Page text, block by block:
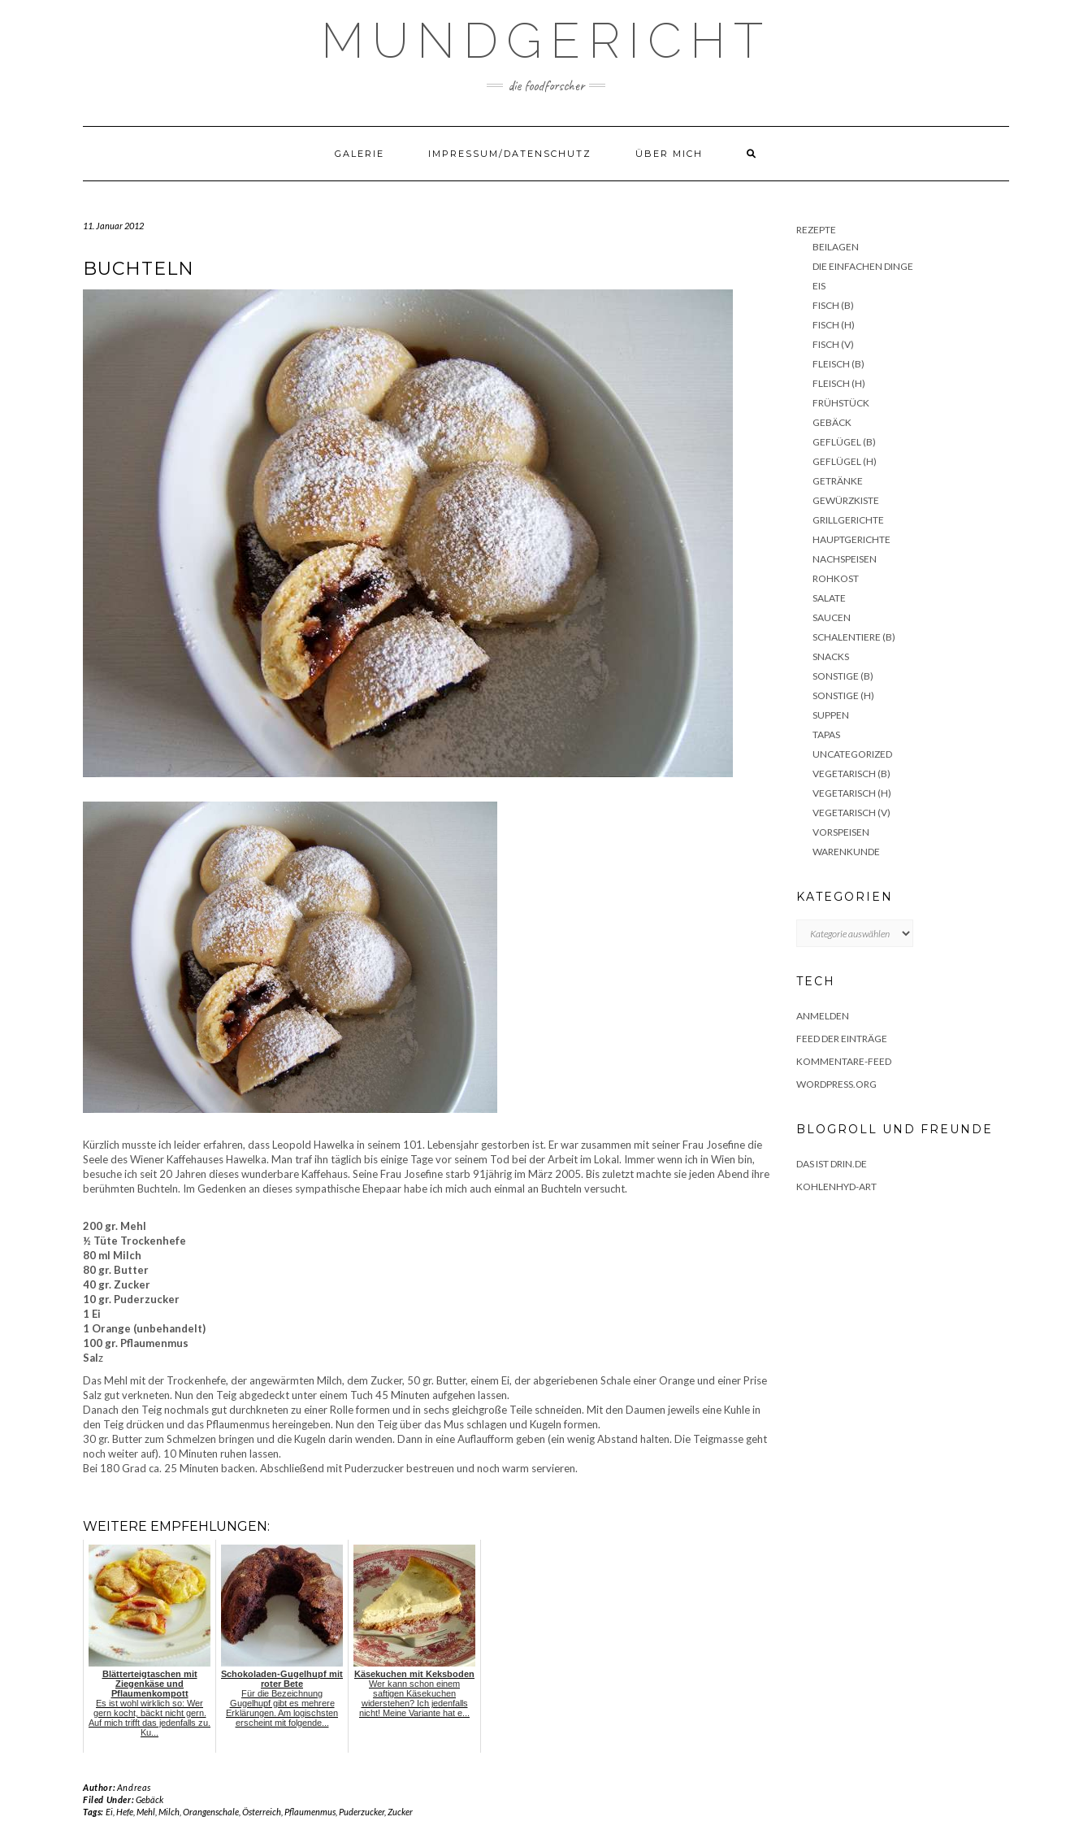
MUNDGERICHT
die foodforscher
GALERIE IMPRESSUM/DATENSCHUTZ ÜBER MICH
11. Januar 2012
BUCHTELN
Kürzlich musste ich leider erfahren, dass Leopold Hawelka in seinem 101. Lebensjahr gestorben ist. Er war zusammen mit seiner Frau Josefine die
Seele des Wiener Kaffehauses Hawelka. Man traf ihn täglich bis einige Tage vor seinem Tod bei der Arbeit im Lokal. Immer wenn ich in Wien bin,
besuche ich seit 20 Jahren dieses wunderbare Kaffehaus. Seine Frau Josefine starb 91jährig im März 2005. Bis zuletzt machte sie jeden Abend ihre
berühmten Buchteln. Im Gedenken an dieses sympathische Ehepaar habe ich mich auch einmal an Buchteln versucht.
200 gr. Mehl
½ Tüte Trockenhefe
80 ml Milch
80 gr. Butter
40 gr. Zucker
10 gr. Puderzucker
1 Ei
1 Orange (unbehandelt)
100 gr. Pflaumenmus
Salz
Das Mehl mit der Trockenhefe, der angewärmten Milch, dem Zucker, 50 gr. Butter, einem Ei, der abgeriebenen Schale einer Orange und einer Prise
Salz gut verkneten. Nun den Teig abgedeckt unter einem Tuch 45 Minuten aufgehen lassen.
Danach den Teig nochmals gut durchkneten zu einer Rolle formen und in sechs gleichgroße Teile schneiden. Mit den Daumen jeweils eine Kuhle in
den Teig drücken und das Pflaumenmus hereingeben. Nun den Teig über das Mus schlagen und Kugeln formen.
30 gr. Butter zum Schmelzen bringen und die Kugeln darin wenden. Dann in eine Auflaufform geben (ein wenig Abstand halten. Die Teigmasse geht
noch weiter auf). 10 Minuten ruhen lassen.
Bei 180 Grad ca. 25 Minuten backen. Abschließend mit Puderzucker bestreuen und noch warm servieren.
WEITERE EMPFEHLUNGEN:
Blätterteigtaschen mit
Ziegenkäse und
Pflaumenkompott
Es ist wohl wirklich so: Wer
gern kocht, bäckt nicht gern.
Auf mich trifft das jedenfalls zu.
Ku...
Schokoladen-Gugelhupf mit
roter Bete
Für die Bezeichnung
Gugelhupf gibt es mehrere
Erklärungen. Am logischsten
erscheint mit folgende...
Käsekuchen mit Keksboden
Wer kann schon einem
saftigen Käsekuchen
widerstehen? Ich jedenfalls
nicht! Meine Variante hat e...
Author:Andreas
Filed Under:Gebäck
Tags: Ei, Hefe, Mehl, Milch, Orangenschale, Österreich, Pflaumenmus, Puderzucker, Zucker
REZEPTE
BEILAGEN
DIE EINFACHEN DINGE
EIS
FISCH (B)
FISCH (H)
FISCH (V)
FLEISCH (B)
FLEISCH (H)
FRÜHSTÜCK
GEBÄCK
GEFLÜGEL (B)
GEFLÜGEL (H)
GETRÄNKE
GEWÜRZKISTE
GRILLGERICHTE
HAUPTGERICHTE
NACHSPEISEN
ROHKOST
SALATE
SAUCEN
SCHALENTIERE (B)
SNACKS
SONSTIGE (B)
SONSTIGE (H)
SUPPEN
TAPAS
UNCATEGORIZED
VEGETARISCH (B)
VEGETARISCH (H)
VEGETARISCH (V)
VORSPEISEN
WARENKUNDE
KATEGORIEN
TECH
ANMELDEN
FEED DER EINTRÄGE
KOMMENTARE-FEED
WORDPRESS.ORG
BLOGROLL UND FREUNDE
DAS IST DRIN.DE
KOHLENHYD-ART